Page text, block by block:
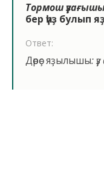
Тормош
бер һүҙ булып
Ответ:
Дөрөҫ яҙылышы: